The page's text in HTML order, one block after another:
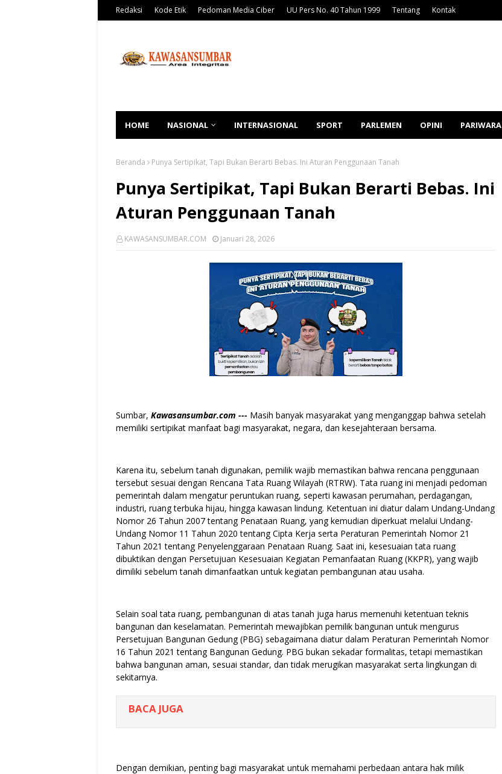
Redaksi Kode Etik Pedoman Media Ciber UU Pers No. 40 Tahun 1999 Tentang Kontak
HOME NASIONAL INTERNASIONAL SPORT PARLEMEN OPINI PARIWARA
Beranda Punya Sertipikat, Tapi Bukan Berarti Bebas. Ini Aturan Penggunaan Tanah
Punya Sertipikat, Tapi Bukan Berarti Bebas. Ini
Aturan Penggunaan Tanah
KAWASANSUMBAR.COM Januari 28, 2026
Sumbar, Kawasansumbar.com --- Masih banyak masyarakat yang menganggap bahwa setelah
memiliki sertipikat manfaat bagi masyarakat, negara, dan kesejahteraan bersama.
Karena itu, sebelum tanah digunakan, pemilik wajib memastikan bahwa rencana penggunaan
tersebut sesuai dengan Rencana Tata Ruang Wilayah (RTRW). Tata ruang ini menjadi pedoman
pemerintah dalam mengatur peruntukan ruang, seperti kawasan perumahan, perdagangan,
industri, ruang terbuka hijau, hingga kawasan lindung. Ketentuan ini diatur dalam Undang-Undang
Nomor 26 Tahun 2007 tentang Penataan Ruang, yang kemudian diperkuat melalui Undang-
Undang Nomor 11 Tahun 2020 tentang Cipta Kerja serta Peraturan Pemerintah Nomor 21
Tahun 2021 tentang Penyelenggaraan Penataan Ruang. Saat ini, kesesuaian tata ruang
dibuktikan dengan Persetujuan Kesesuaian Kegiatan Pemanfaatan Ruang (KKPR), yang wajib
dimiliki sebelum tanah dimanfaatkan untuk kegiatan pembangunan atau usaha.
Selain soal tata ruang, pembangunan di atas tanah juga harus memenuhi ketentuan teknis
bangunan dan keselamatan. Pemerintah mewajibkan pemilik bangunan untuk mengurus
Persetujuan Bangunan Gedung (PBG) sebagaimana diatur dalam Peraturan Pemerintah Nomor
16 Tahun 2021 tentang Bangunan Gedung. PBG bukan sekadar formalitas, tetapi memastikan
bahwa bangunan aman, sesuai standar, dan tidak merugikan masyarakat serta lingkungan di
sekitarnya.
BACA JUGA
Dengan demikian, penting bagi masyarakat untuk memahami perbedaan antara hak milik